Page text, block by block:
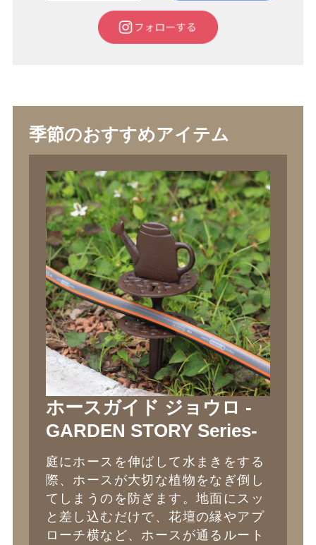
季節のおすすめアイテム
ホースガイド ジョウロ -
GARDEN STORY Series-
庭にホースを伸ばして水まきをする
際、ホースが大切な植物をなぎ倒し
てしまうのを防ぎます。地面にスッ
と差し込むだけで、花壇の縁やアプ
ローチ横など、ホースが通るルート